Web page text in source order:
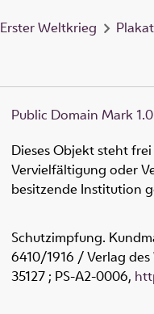
Erster Weltkrieg
Public Domain Mark 1.0
Dieses Objekt steht
Vervielfältigung oder
besitzende Institution
Schutzimpfung.
6410/1916 / Verlag
35127 ; PS-A2-0006,